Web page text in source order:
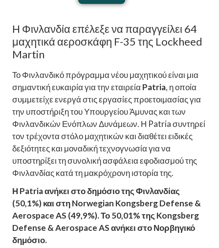
Η Φινλανδία επέλεξε να παραγγείλει 64
μαχητικά αεροσκάφη F-35 της Lockheed
Martin
Το Φινλανδικό πρόγραμμα νέου μαχητικού είναι μια
σημαντική ευκαιρία για την εταιρείαPatria, η οποία
συμμετείχε ενεργά στις εργασίες προετοιμασίας για
την υποστήριξη του Υπουργείου Άμυνας και των
Φινλανδικών Ενόπλων Δυνάμεων. Η Patria συντηρεί
τον τρέχοντα στόλο μαχητικών και διαθέτει ειδικές
δεξιότητες και μοναδική τεχνογνωσία για να
υποστηρίξει τη συνολική ασφάλεια εφοδιασμού της
Φινλανδίας κατά τη μακρόχρονη ιστορία της.
Η Patria ανήκει στο δημόσιο της Φινλανδίας
(50,1%) και στη Norwegian Kongsberg Defense &
Aerospace AS (49,9%). Το 50,01% της Kongsberg
Defense & Aerospace AS ανήκει στο Νορβηγικό
δημόσιο.